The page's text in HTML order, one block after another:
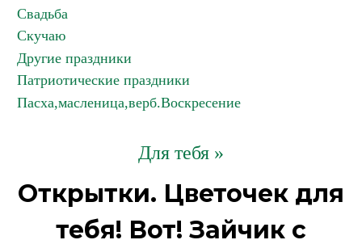
Свадьба
Скучаю
Другие праздники
Патриотические праздники
Пасха,масленица,верб.Воскресение
Для тебя »
Открытки. Цветочек для
тебя! Вот! Зайчик с